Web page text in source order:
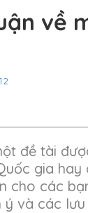
về
đề tài
gia
cho các
ý và các